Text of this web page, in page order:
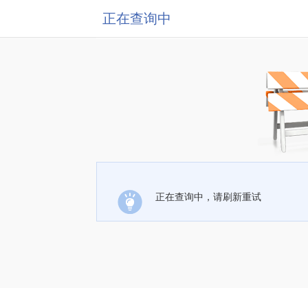
正在查询中
正在查询中，请刷新重试